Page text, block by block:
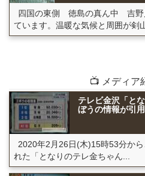
四国の東側 徳島の真ん中 吉野
ています。温暖な気候と周囲が剣
📺 メディア
テレビ金沢「と
ぼうの情報が引用
2020年2月26日(木)15時53分か
れた「となりのテレ金ちゃん...